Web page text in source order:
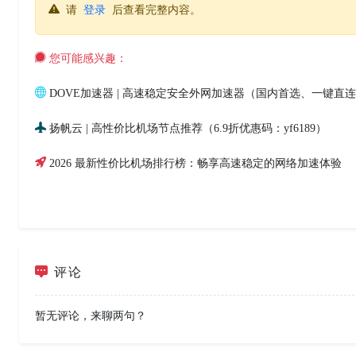
请 登录 后查看完整内容。
您可能感兴趣：
DOVE加速器 | 高速稳定安全外网加速器（国内首选、一键直
扬帆云 | 高性价比机场节点推荐（6.9折优惠码：yf6189）
2026 最新性价比机场排行榜：畅享高速稳定的网络加速体验
评论
暂无评论，来聊两句？